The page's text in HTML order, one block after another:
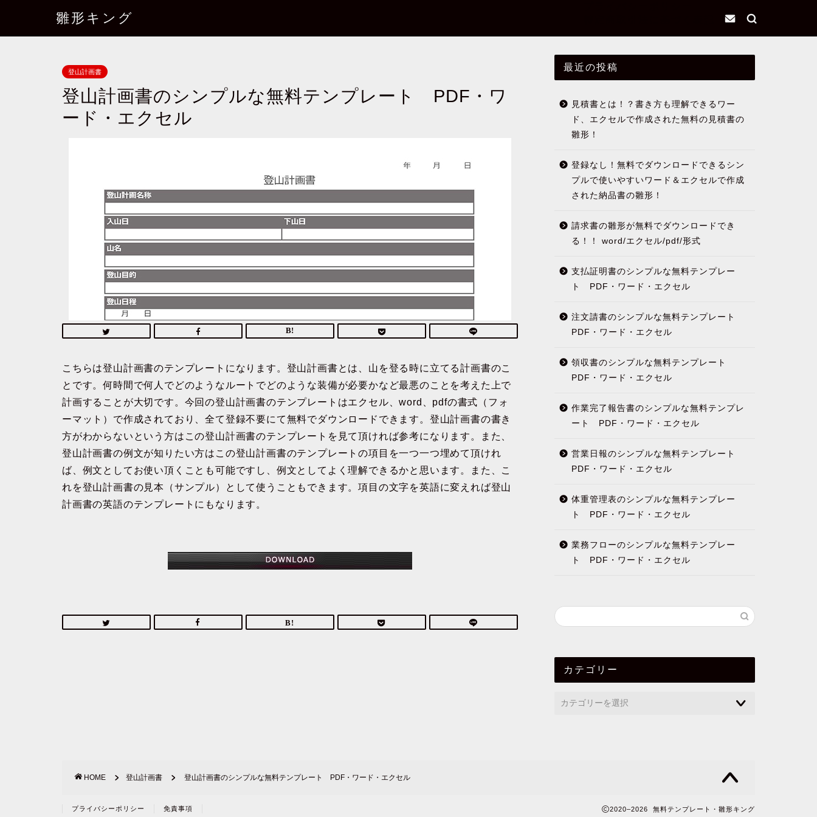
雛形キング
登山計画書
登山計画書のシンプルな無料テンプレート PDF・ワ
ード・エクセル
こちらは登山計画書のテンプレートになります。登山計画書とは、山を登る時に立てる計画書のこ
とです。何時間で何人でどのようなルートでどのような装備が必要かなど最悪のことを考えた上で
計画することが大切です。今回の登山計画書のテンプレートはエクセル、word、pdfの書式（フォ
ーマット）で作成されており、全て登録不要にて無料でダウンロードできます。登山計画書の書き
方がわからないという方はこの登山計画書のテンプレートを見て頂ければ参考になります。また、
登山計画書の例文が知りたい方はこの登山計画書のテンプレートの項目を一つ一つ埋めて頂けれ
ば、例文としてお使い頂くことも可能ですし、例文としてよく理解できるかと思います。また、こ
れを登山計画書の見本（サンプル）として使うこともできます。項目の文字を英語に変えれば登山
計画書の英語のテンプレートにもなります。
最近の投稿
見積書とは！？書き方も理解できるワー
ド、エクセルで作成された無料の見積書の
雛形！
登録なし！無料でダウンロードできるシン
プルで使いやすいワード＆エクセルで作成
された納品書の雛形！
請求書の雛形が無料でダウンロードでき
る！！ word/エクセル/pdf/形式
支払証明書のシンプルな無料テンプレー
ト PDF・ワード・エクセル
注文請書のシンプルな無料テンプレート
PDF・ワード・エクセル
領収書のシンプルな無料テンプレート
PDF・ワード・エクセル
作業完了報告書のシンプルな無料テンプレ
ート PDF・ワード・エクセル
営業日報のシンプルな無料テンプレート
PDF・ワード・エクセル
体重管理表のシンプルな無料テンプレー
ト PDF・ワード・エクセル
業務フローのシンプルな無料テンプレー
ト PDF・ワード・エクセル
カテゴリー
HOME 登山計画書 登山計画書のシンプルな無料テンプレート PDF・ワード・エクセル
プライバシーポリシー 免責事項 2020–2026 無料テンプレート・雛形キング